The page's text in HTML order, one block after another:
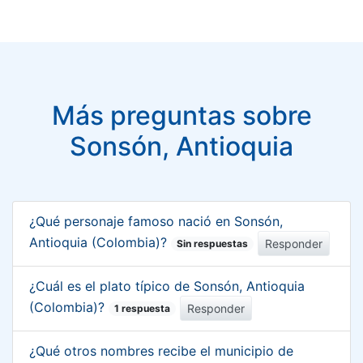
Más preguntas sobre
Sonsón, Antioquia
¿Qué personaje famoso nació en Sonsón,
Antioquia (Colombia)?
Sin respuestas Responder
¿Cuál es el plato típico de Sonsón, Antioquia
(Colombia)?
1 respuesta Responder
¿Qué otros nombres recibe el municipio de